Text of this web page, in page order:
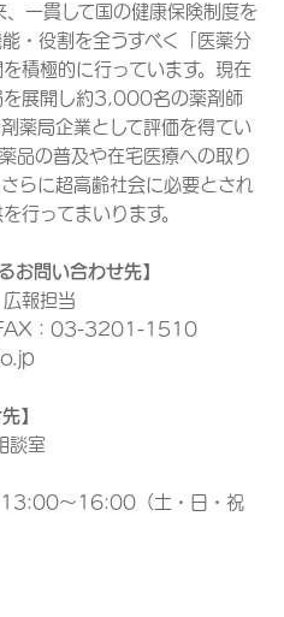
一貫して国の健康保険制度を
・役割を全うすべく「医薬分
積極的に行っています。現在
を展開し約3,000名の薬剤師
薬局企業として評価を得てい
品の普及や在宅医療への取り
らに超高齢社会に必要とされ
行ってまいります。
お問い合わせ先】
報担当
：03-3201-1510
】
談室
～16:00（土・日・祝